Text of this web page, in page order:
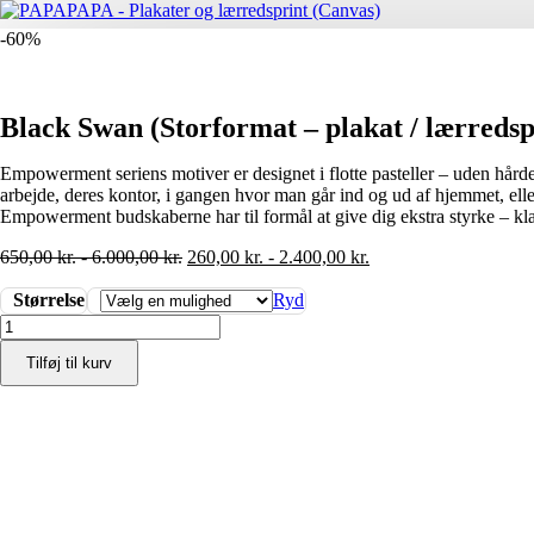
-60%
Black Swan (Storformat – plakat /
Empowerment seriens motiver er designet i flotte pasteller – uden
arbejde, deres kontor, i gangen hvor man går ind og ud af hjemmet,
Empowerment budskaberne har til formål at give dig ekstra styrke –
650,00kr.-6.000,00kr. 260,00 kr. - 2.400,00 kr.
Størrelse
Ryd
Black
Swan
(Storformat
-
Tilføj til kurv